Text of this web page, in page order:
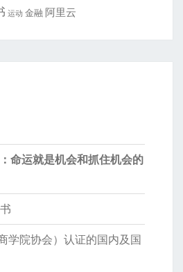
运动 金融 阿里云
命运就是机会和抓住机会的
学院协会）认证的国内及国